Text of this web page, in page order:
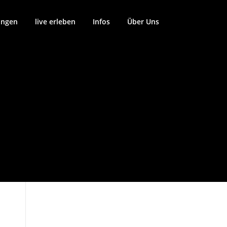
live erleben Infos Über Uns